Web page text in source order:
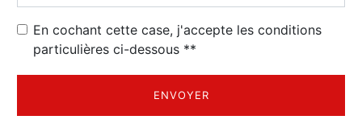
En cochant cette case, j'accepte les conditions
particulières ci-dessous **
ENVOYER